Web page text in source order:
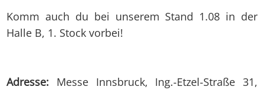
Komm auch du bei unserem Stand 1.08 in der
Halle B, 1. Stock vorbei!
Adresse: Messe Innsbruck, Ing.-Etzel-Straße 31,